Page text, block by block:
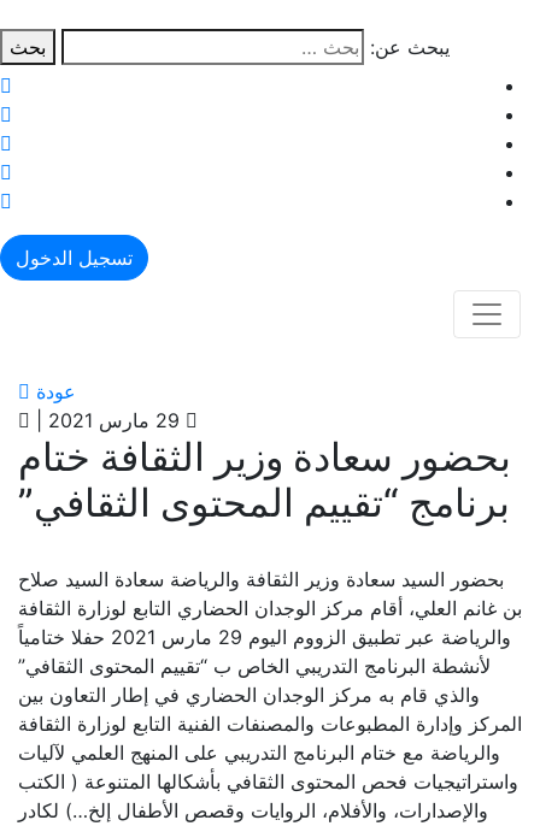
يبحث عن: بحث
تسجيل الدخول
عودة
|
بحضور سعادة وزير الثقافة ختام
برنامج “تقييم المحتوى الثقافي”
بحضور السيد سعادة وزير الثقافة والرياضة سعادة السيد صلاح
بن غانم العلي، أقام مركز الوجدان الحضاري التابع لوزارة الثقافة
والرياضة عبر تطبيق الزووم اليوم 29 مارس 2021 حفلا ختامياً
لأنشطة البرنامج التدريبي الخاص ب “تقييم المحتوى الثقافي”
والذي قام به مركز الوجدان الحضاري في إطار التعاون بين
المركز وإدارة المطبوعات والمصنفات الفنية التابع لوزارة الثقافة
والرياضة مع ختام البرنامج التدريبي على المنهج العلمي لآليات
واستراتيجيات فحص المحتوى الثقافي بأشكالها المتنوعة ( الكتب
والإصدارات، والأفلام، الروايات وقصص الأطفال إلخ…) لكادر